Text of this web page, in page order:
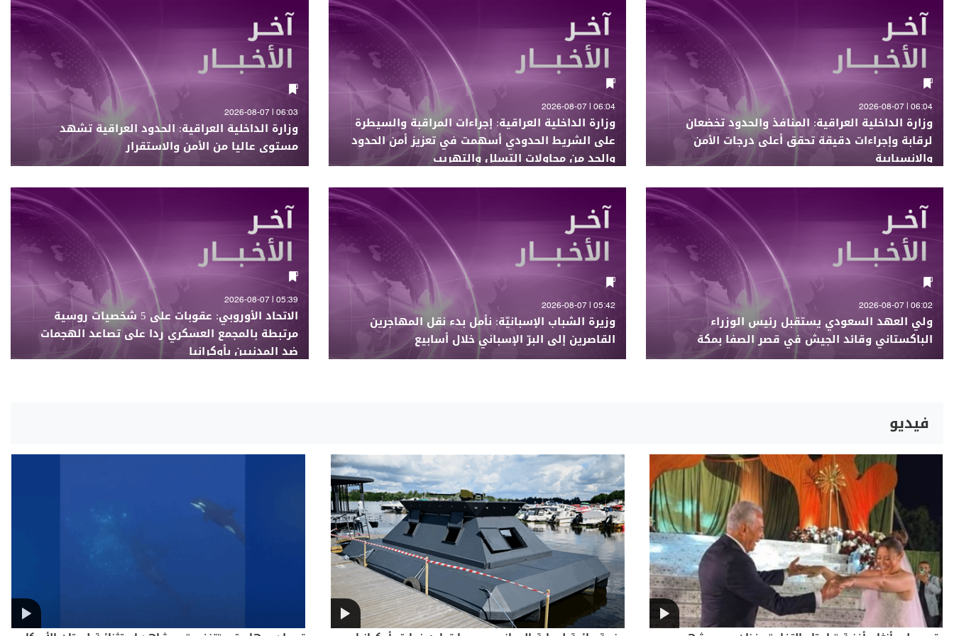
06:04 | 2026-08-07
وزارة الداخلية العراقية: المنافذ والحدود تخضعان
لرقابة وإجراءات دقيقة تحقق أعلى درجات الأمن
والانسيابية
06:04 | 2026-08-07
وزارة الداخلية العراقية: إجراءات المراقبة والسيطرة
على الشريط الحدودي أسهمت في تعزيز أمن الحدود
والحد من محاولات التسلل والتهريب
06:03 | 2026-08-07
وزارة الداخلية العراقية: الحدود العراقية تشهد
مستوى عاليا من الأمن والاستقرار
06:02 | 2026-08-07
ولي العهد السعودي يستقبل رئيس الوزراء
الباكستاني وقائد الجيش في قصر الصفا بمكة
05:42 | 2026-08-07
وزيرة الشباب الإسبانيّة: نأمل بدء نقل المهاجرين
القاصرين إلى البرّ الإسباني خلال أسابيع
05:39 | 2026-08-07
الاتحاد الأوروبي: عقوبات على 5 شخصيات روسية
مرتبطة بالمجمع العسكري ردا على تصاعد الهجمات
ضد المدنيين بأوكرانيا
فيديو